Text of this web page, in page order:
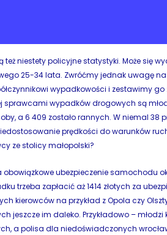
niestety policyjne statystyki. Może się
25-34 lata. Zwróćmy jednak uwagę na
wypadkowości i zestawimy go
wypadków drogowych są
a 6 409 zostało rannych. W niemal 38
prędkości do warunków
ze stolicy małopolski?
ubezpieczenie samochodu
trzeba zapłacić aż 1414 złotych za
kierowców na przykład z Opola czy
jeszcze im daleko. Przykładowo –
a polisa dla niedoświadczonych